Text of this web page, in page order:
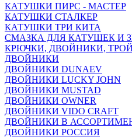
КАТУШКИ ПИРС - МАСТЕР
КАТУШКИ СТАЛКЕР
КАТУШКИ ТРИ КИТА
СМАЗКА ДЛЯ КАТУШЕК И
КРЮЧКИ, ДВОЙНИКИ,
ДВОЙНИКИ
ДВОЙНИКИ DUNAEV
ДВОЙНИКИ LUCKY JOHN
ДВОЙНИКИ MUSTAD
ДВОЙНИКИ OWNER
ДВОЙНИКИ VIDO CRAFT
ДВОЙНИКИ В
ДВОЙНИКИ РОССИЯ